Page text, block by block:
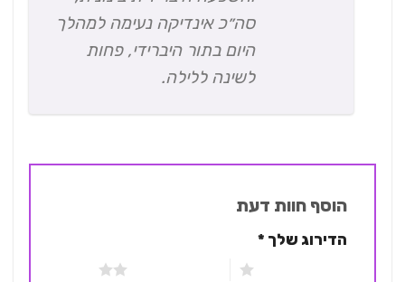
סה״כ אינדיקה נעימה למהלך
היום בתור היברידי, פחות
לשינה ללילה.
הוסף חוות דעת
הדירוג שלך*
2 מתוך 5 כוכבים